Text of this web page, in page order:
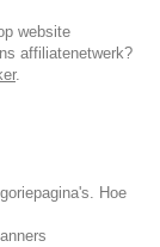
website
affiliatenetwerk?
.
Hoe